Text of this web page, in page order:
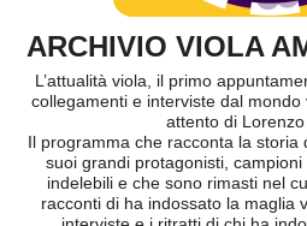
ARCHIVIO VIOLA
L’attualità viola, il primo
collegamenti e interviste dal
attento di
Il programma che racconta la storia
suoi grandi protagonisti,
indelebili e che sono rimasti nel
racconti di ha indossato la maglia